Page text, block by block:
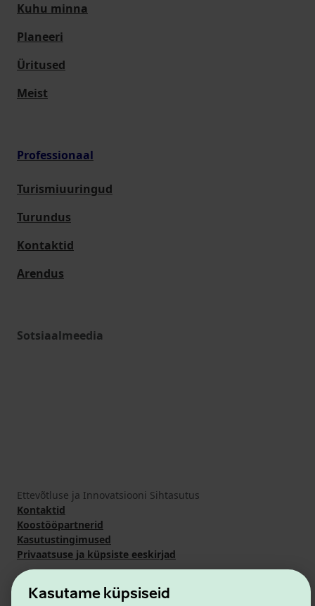
Kasutame küpsiseid
Kuhu minna
Planeeri
Üritused
Meist
Professionaal
Turismiuuringud
Turundus
Kontaktid
Arendus
Sotsiaalmeedia
Ettevõtluse ja Innovatsiooni Sihtasutus
Kontaktid
Koostööpartnerid
Kasutustingimused
Privaatsuse ja küpsiste eeskirjad